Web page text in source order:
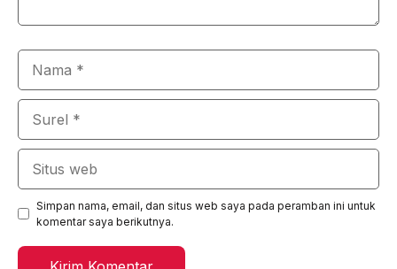
Simpan nama, email, dan situs web saya pada peramban ini untuk
komentar saya berikutnya.